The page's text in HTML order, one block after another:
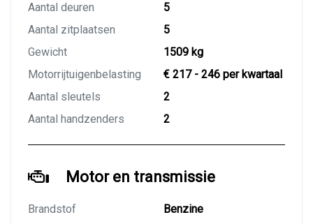
Aantal deuren
5
Aantal zitplaatsen
5
Gewicht
1509 kg
Motorrijtuigenbelasting
€ 217 - 246 per kwartaal
Aantal sleutels
2
Aantal handzenders
2
Motor en transmissie
Brandstof
Benzine